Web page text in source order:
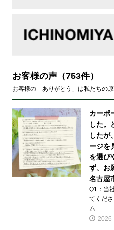
お客様の声（753件）
お客様の「ありがとう」は私たちの
カーポ
した。
したが
ージを
を選び
ず、お
名古屋
Q1：当
てくだ
ム…